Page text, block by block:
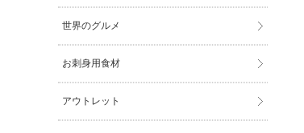
世界のグルメ
お刺身用食材
アウトレット